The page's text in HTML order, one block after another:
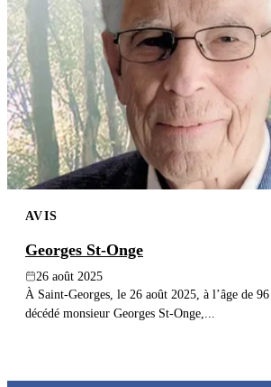
AVIS
Georges St-Onge
26 août 2025
À Saint-Georges, le 26 août 2025, à l’âge de
décédé monsieur Georges St-Onge,...